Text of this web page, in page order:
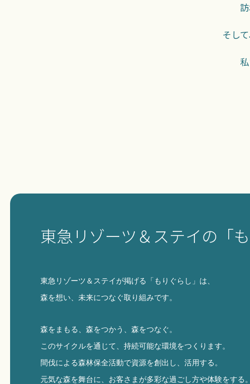
そし
東急リゾーツ＆ステイの「も
東急リゾーツ＆ステイが掲げる「もりぐらし」は、
森を想い、未来につなぐ取り組みです。
森をまもる、森をつかう、森をつなぐ。
このサイクルを通じて、持続可能な環境をつくります。
間伐による森林保全活動で資源を創出し、活用する。
元気な森を舞台に、お客さまが多彩な過ごし方や体験をする。